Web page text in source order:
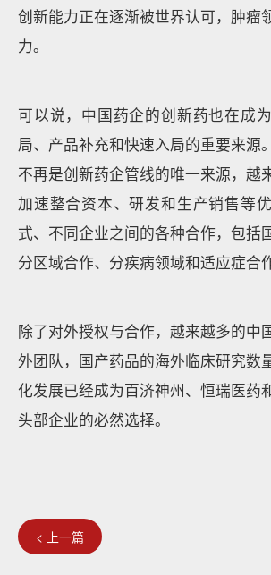
创新能力正在逐渐被世界认可，肿瘤
力。
可以说，中国药企的创新药也在成
局、产品补充和快速入局的重要来源
不再是创新药企管线的唯一来源，越
加速整合资本、研发和生产销售等
式、不同企业之间的各种合作，包括
分区域合作、分疾病领域和适应症合
除了对外授权与合作，越来越多的中
外团队，国产药品的海外临床研究数
化发展已经成为百济神州、恒瑞医药
头部企业的必然选择。
< 上一篇